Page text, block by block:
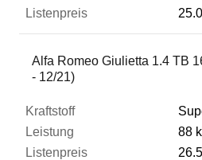
Alfa Romeo Giulietta 1.4 TB
- 12/21)
88